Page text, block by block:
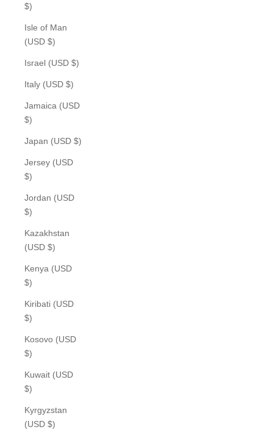
$)
Isle of Man
(USD $)
Israel (USD $)
Italy (USD $)
Jamaica (USD
$)
Japan (USD $)
Jersey (USD
$)
Jordan (USD
$)
Kazakhstan
(USD $)
Kenya (USD
$)
Kiribati (USD
$)
Kosovo (USD
$)
Kuwait (USD
$)
Kyrgyzstan
(USD $)